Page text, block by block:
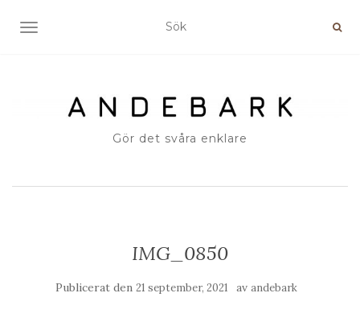
SLÅ PÅ/AV NAVIGERING
Gör det svåra enklare
IMG_0850
Publicerat den 21 september, 2021 av andebark